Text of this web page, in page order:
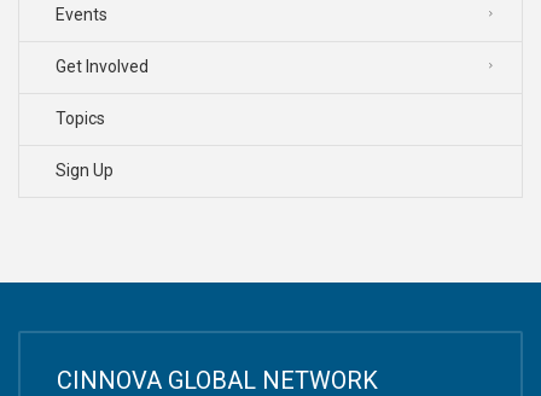
Events
Get Involved
Topics
Sign Up
CINNOVA GLOBAL NETWORK